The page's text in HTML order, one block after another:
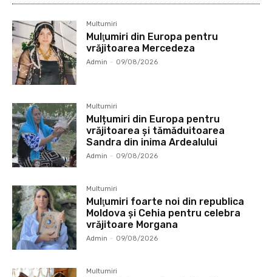
Multumiri
Mulţumiri din Europa pentru
vrăjitoarea Mercedeza
Admin - 09/08/2026
Multumiri
Mulțumiri din Europa pentru
vrăjitoarea și tămăduitoarea
Sandra din inima Ardealului
Admin - 09/08/2026
Multumiri
Mulţumiri foarte noi din republica
Moldova și Cehia pentru celebra
vrăjitoare Morgana
Admin - 09/08/2026
Multumiri